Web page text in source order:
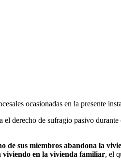
ocasionadas en la presente
derecho de sufragio pasivo
de sus miembros abandona la
viviendo en la vivienda familiar, el